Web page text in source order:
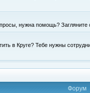
нужна помощь?
в Круге? Тебе нужны
Форум